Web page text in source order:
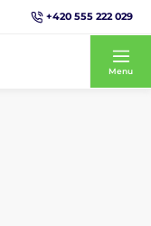
+420 555 222 029
Menu